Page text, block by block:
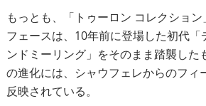
もっとも、「トゥーロン コレクショ
フェースは、10年前に登場した初代「
ンドミーリング」をそのまま踏襲した
の進化には、シャウフェレからのフィ
反映されている。